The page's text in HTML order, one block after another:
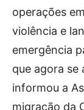
operações
violência e
emergência
que agora se
informou a
migração da